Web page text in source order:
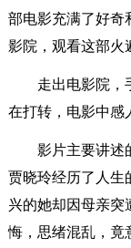
部电影充满了好奇
影院，观看这部火
走出电影院，
在打转，电影中感
影片主要讲述
贾晓玲经历了人生
兴的她却因母亲突
悔，思绪混乱，竟